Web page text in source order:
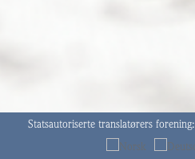
Statsautoriserte translatørers forening: